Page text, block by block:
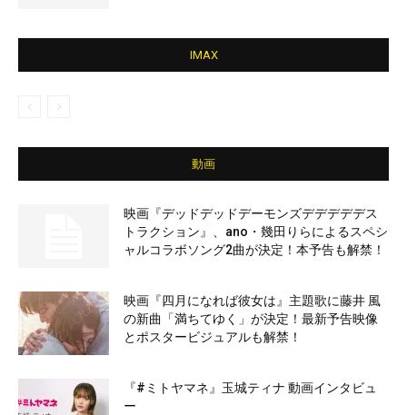
IMAX
動画
映画『デッドデッドデーモンズデデデデデス
トラクション』、ano・幾田りらによるスペシ
ャルコラボソング2曲が決定！本予告も解禁！
映画『四月になれば彼女は』主題歌に藤井 風
の新曲「満ちてゆく」が決定！最新予告映像
とポスタービジュアルも解禁！
『#ミトヤマネ』玉城ティナ 動画インタビュ
ー